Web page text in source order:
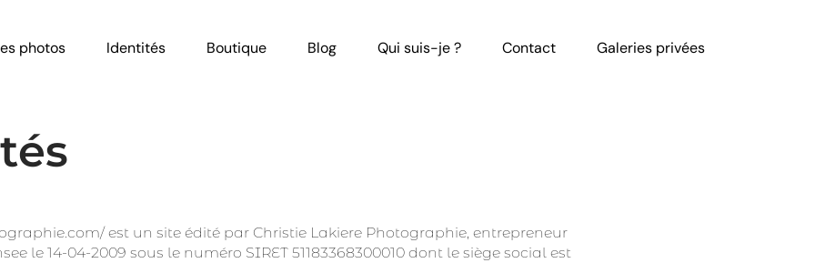
photos Identités Boutique Blog Qui suis-je ? Contact Galeries privées
est un site édité par Christie Lakiere Photographie, entrepreneur
le 14-04-2009 sous le numéro SIRET 51183368300010 dont le siège social est